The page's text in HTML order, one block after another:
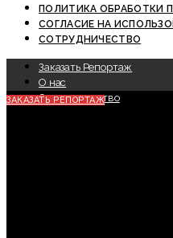
ПОЛИТИКА ОБРАБОТКИ
СОГЛАСИЕ НА
СОТРУДНИЧЕСТВО
Заказать Репортаж
О нас
Сотрудничество
ЗАКАЗАТЬ РЕПОРТАЖ